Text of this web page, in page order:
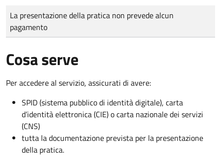
Tipo di pagamento
Importo
La presentazione della pratica non prevede alcun
pagamento
Cosa serve
Per accedere al servizio, assicurati di avere:
SPID (sistema pubblico di identità digitale), carta
d’identità elettronica (CIE) o carta nazionale dei servizi
(CNS)
tutta la documentazione prevista per la presentazione
della pratica.